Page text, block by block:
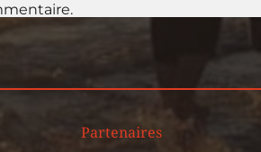
Partenaires